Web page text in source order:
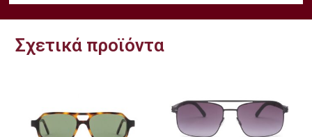
Σχετικά προϊόντα